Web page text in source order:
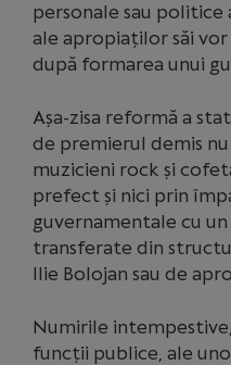
personale sau politice
ale apropiaților săi
după formarea unui
Așa-zisa reformă a
de premierul demis
muzicieni rock și
prefect și nici prin
guvernamentale cu
transferate din
Ilie Bolojan sau de
Numirile
funcții publice, ale